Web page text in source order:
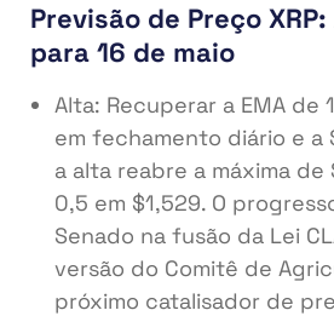
Previsão de Preço
para 16 de maio
Alta: Recuperar a EMA de
em fechamento diário e a
a alta reabre a máxima de
0,5 em $1,529. O
Senado na fusão da Lei
versão do Comitê de
próximo catalisador de